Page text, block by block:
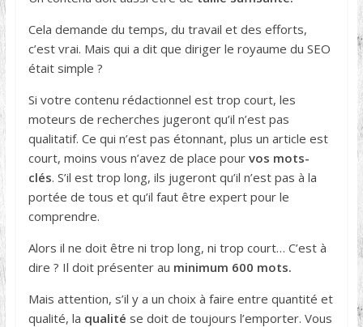
Cela demande du temps, du travail et des efforts,
c’est vrai. Mais qui a dit que diriger le royaume du SEO
était simple ?
Si votre contenu rédactionnel est trop court, les
moteurs de recherches jugeront qu’il n’est pas
qualitatif. Ce qui n’est pas étonnant, plus un article est
court, moins vous n’avez de place pour vos mots-
clés. S’il est trop long, ils jugeront qu’il n’est pas à la
portée de tous et qu’il faut être expert pour le
comprendre.
Alors il ne doit être ni trop long, ni trop court… C’est à
dire ? Il doit présenter au minimum 600 mots.
Mais attention, s’il y a un choix à faire entre quantité et
qualité, la qualité se doit de toujours l’emporter. Vous